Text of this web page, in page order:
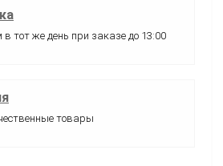
тот же день при заказе до 13:00
товары